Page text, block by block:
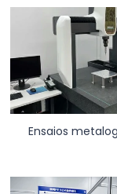
Ensaios